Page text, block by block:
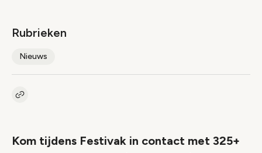
Rubrieken
Nieuws
Kopieer link naar artikel
Kom tijdens Festivak in contact met 325+